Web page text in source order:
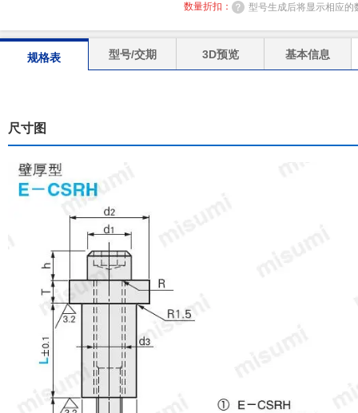
数量折扣： 型号生成后将显示相应的
规格表 型号/交期 3D预览 基本信息
尺寸图